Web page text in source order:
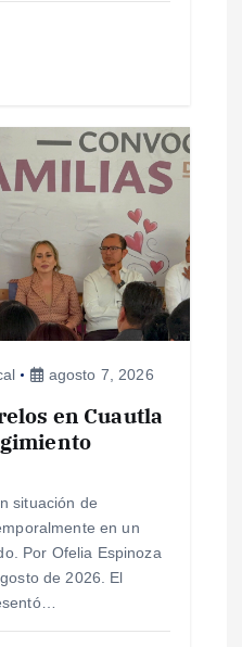
agosto 7, 2026
en Cuautla
situación de
en un
Por Ofelia Espinoza
de 2026. El